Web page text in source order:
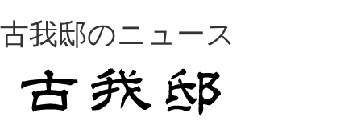
古我邸のニュース